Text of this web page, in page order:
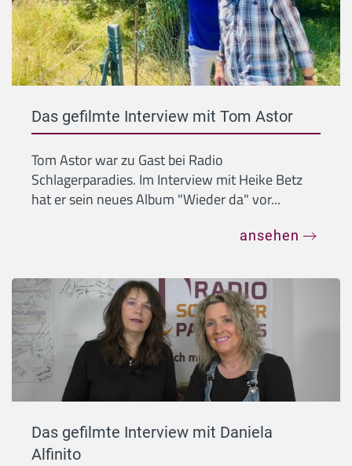
Das gefilmte Interview mit Tom Astor
Tom Astor war zu Gast bei Radio
Schlagerparadies. Im Interview mit Heike Betz
hat er sein neues Album "Wieder da" vor...
ansehen
Das gefilmte Interview mit Daniela
Alfinito